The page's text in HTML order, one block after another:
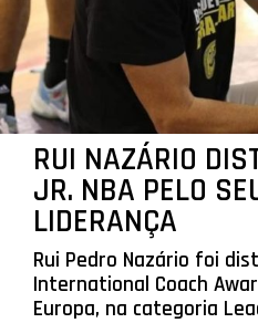
RUI NAZÁRIO
JR. NBA PELO
LIDERANÇA
Rui Pedro Nazário foi
International Coach
Europa, na categoria